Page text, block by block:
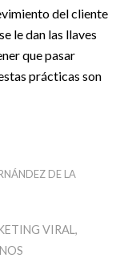
del cliente
le dan las llaves
que pasar
prácticas son
DE LA
VIRAL,